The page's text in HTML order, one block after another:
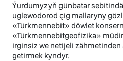
Ýurdumyzyň günbatar
uglewodorod çig mallaryny
«Türkmennebit» döwlet
«Türkmennebitgeofizika»
irginsiz we netijeli
getirmek kyndyr.